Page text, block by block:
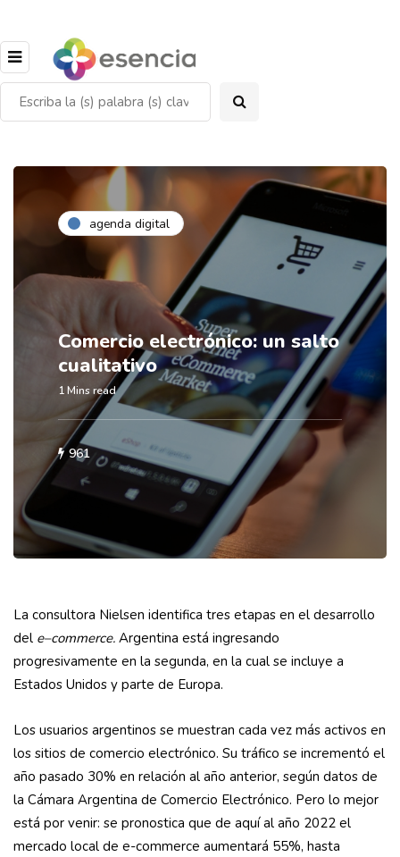
agenda digital
Comercio electrónico: un salto
cualitativo
1 Mins read
961
La consultora Nielsen identifica tres etapas en el desarrollo
del e–commerce. Argentina está ingresando
progresivamente en la segunda, en la cual se incluye a
Estados Unidos y parte de Europa.
Los usuarios argentinos se muestran cada vez más activos en
los sitios de comercio electrónico. Su tráfico se incrementó el
año pasado 30% en relación al año anterior, según datos de
la Cámara Argentina de Comercio Electrónico. Pero lo mejor
está por venir: se pronostica que de aquí al año 2022 el
mercado local de e-commerce aumentará 55%, hasta